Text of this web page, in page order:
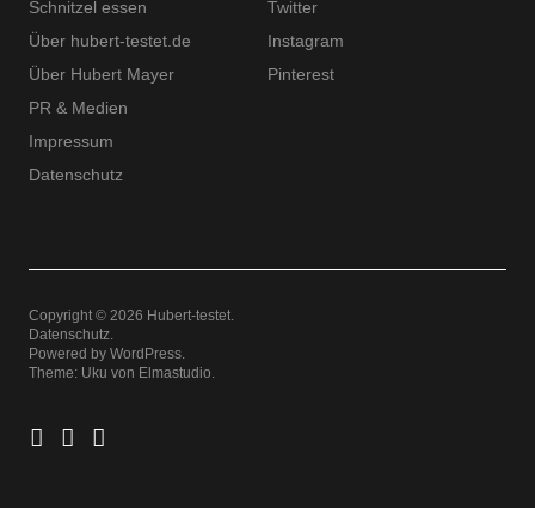
Schnitzel essen
Über hubert-testet.de
Über Hubert Mayer
PR & Medien
Impressum
Datenschutz
Twitter
Instagram
Pinterest
Copyright © 2026 Hubert-testet
Datenschutz
Powered by WordPress
Theme: Uku von Elmastudio